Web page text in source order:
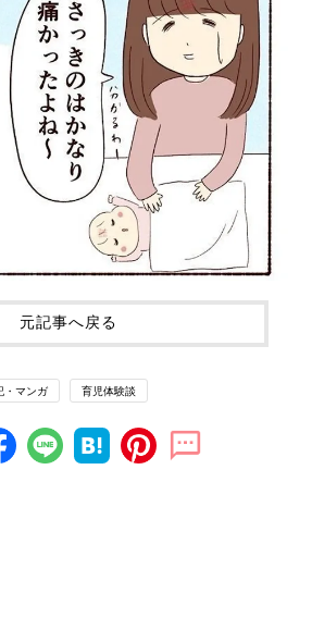
元記事へ戻る
・マンガ 育児体験談